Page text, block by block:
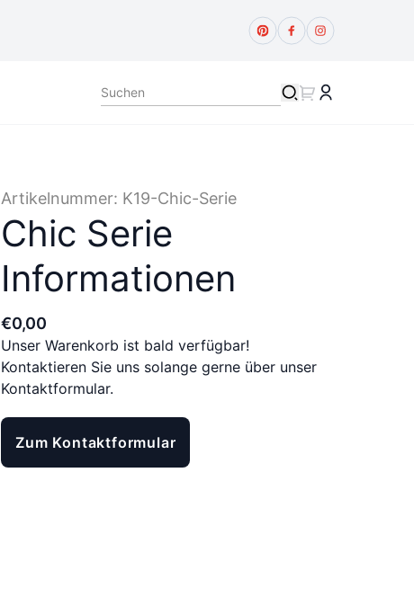
Artikelnummer: K19-Chic-Serie
Chic Serie
Informationen
€0,00
Unser Warenkorb ist bald verfügbar!
Kontaktieren Sie uns solange gerne über unser
Kontaktformular.
Zum Kontaktformular